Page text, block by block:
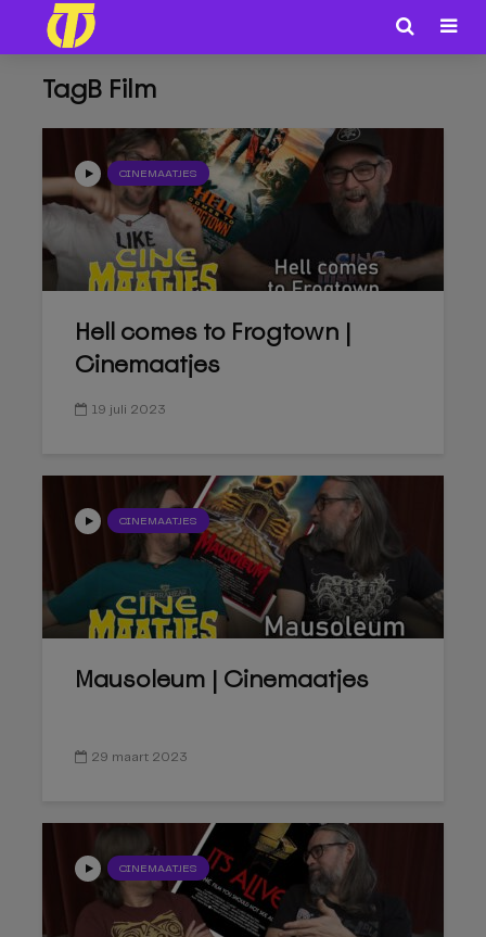
TagB Film
CINEMAATJES
Hell comes to Frogtown |
Cinemaatjes
19 juli 2023
CINEMAATJES
Mausoleum | Cinemaatjes
29 maart 2023
CINEMAATJES